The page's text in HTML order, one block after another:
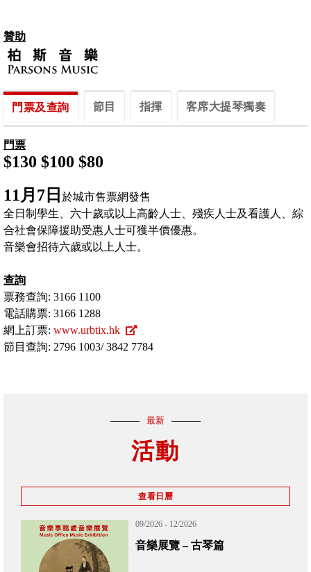
贊助
門票及查詢 節目 指揮 客席大提琴獨奏
門票
$130 $100 $80
11月7日 於城市售票網發售
全日制學生、六十歲或以上高齡人士、殘疾人士及看護人、綜
合社會保障援助受惠人士可獲半價優惠。
音樂會招待六歲或以上人士。
查詢
票務查詢: 3166 1100
電話購票: 3166 1288
網上訂票: www.urbtix.hk
節目查詢: 2796 1003/ 3842 7784
最新
活動
查看日曆
09/2026 - 02/2027
外展音樂短期課程 (候補中